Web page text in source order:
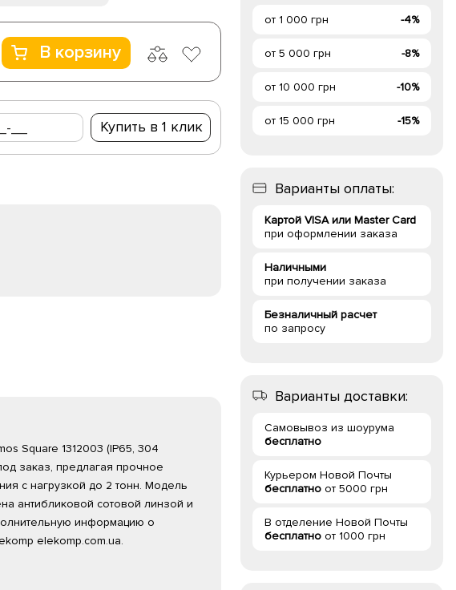
В корзину
Купить в 1 клик
Square 1312003 (IP65, 304
заказ, предлагая прочное
с нагрузкой до 2 тонн. Модель
антибликовой сотовой линзой и
информацию о
elekomp.com.ua.
от 1 000 грн -4%
от 5 000 грн -8%
от 10 000 грн -10%
от 15 000 грн -15%
Варианты оплаты:
Картой VISA или Master Card
при оформлении заказа
Наличными
при получении заказа
Безналичный расчет
по запросу
Варианты доставки:
Самовывоз из шоурума
бесплатно
Курьером Новой Почты
бесплатно от 5000 грн
В отделение Новой Почты
бесплатно от 1000 грн